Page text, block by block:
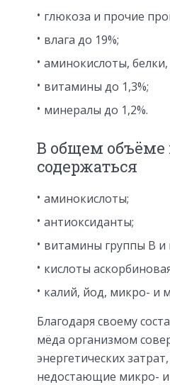
глюкоза и прочие
влага до 19%;
аминокислоты,
витамины до 1,3%;
минералы до 1,2%.
В общем объёме
содержаться
аминокислоты;
антиоксиданты;
витамины группы B и
кислоты
калий, йод, микро- и
Благодаря своему
мёда организмом
энергетических
недостающие микро-